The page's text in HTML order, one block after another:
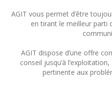
AGIT vous permet d’être
en tirant le meilleur parti
AGIT dispose d’une offre
conseil jusqu’à
pertinente aux